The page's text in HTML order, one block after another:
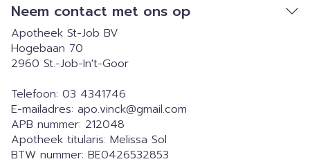
Neem contact met ons op
Apotheek St-Job BV
Hogebaan 70
2960 St.-Job-In't-Goor
Telefoon: 03 4341746
E-mailadres: apo.vinck@gmail.com
APB nummer: 212048
Apotheek titularis: Melissa Sol
BTW nummer: BE0426532853